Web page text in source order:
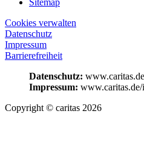
Sitemap
Cookies verwalten
Datenschutz
Impressum
Barrierefreiheit
Datenschutz:
Impressum: www.caritas.de/
Copyright © caritas 2026